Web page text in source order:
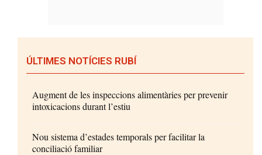
ÚLTIMES NOTÍCIES RUBÍ
Augment de les inspeccions alimentàries per prevenir
intoxicacions durant l’estiu
Nou sistema d’estades temporals per facilitar la
conciliació familiar